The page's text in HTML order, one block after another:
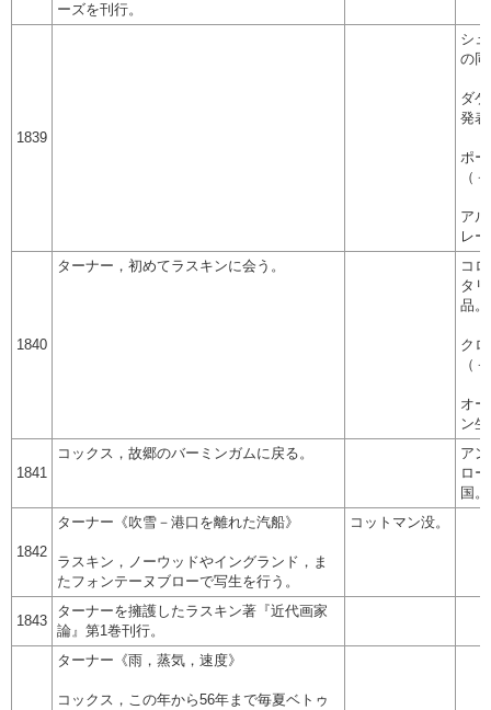
ーズを刊行。
1839
シ
の
ダ
発
ポ
（
ア
レ
1840
ターナー，初めてラスキンに会う。
コ
タ
品。
ク
（
オ
ン
1841
コックス，故郷のバーミンガムに戻る。
ア
ロ
国。
1842
ターナー《吹雪－港口を離れた汽船》
ラスキン，ノーウッドやイングランド，ま
たフォンテーヌブローで写生を行う。
コットマン没。
1843
ターナーを擁護したラスキン著『近代画家
論』第1巻刊行。
ターナー《雨，蒸気，速度》
コックス，この年から56年まで毎夏ベトゥ